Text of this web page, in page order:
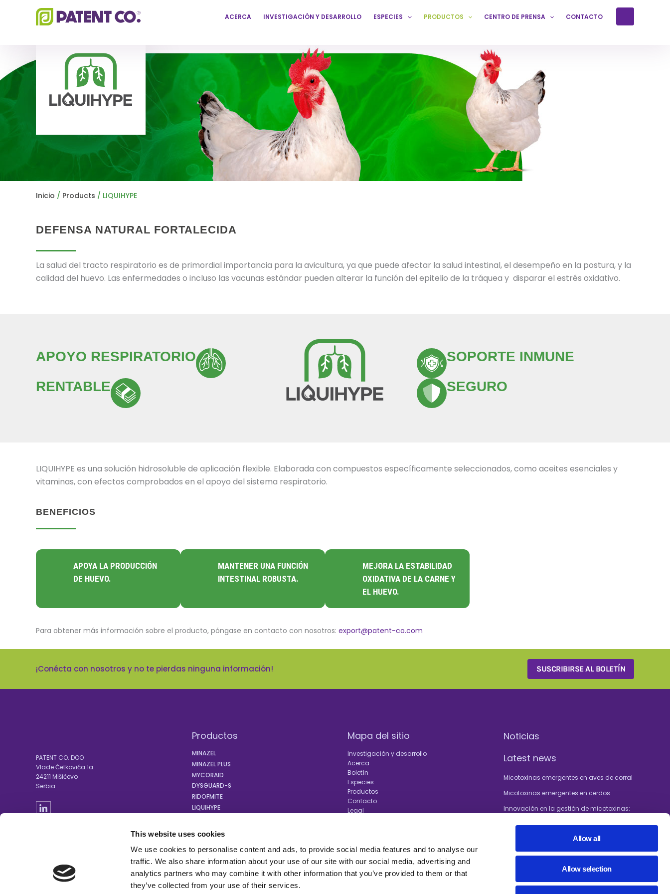
This website uses cookies
We use cookies to personalise content and ads, to provide social media features and to analyse our
traffic. We also share information about your use of our site with our social media, advertising and
analytics partners who may combine it with other information that you’ve provided to them or that
they’ve collected from your use of their services.
Allow all
Allow selection
ACERCA INVESTIGACIÓN Y DESARROLLO ESPECIES PRODUCTOS CENTRO DE PRENSA CONTACTO
Inicio / Products / LIQUIHYPE
DEFENSA NATURAL FORTALECIDA
La salud del tracto respiratorio es de primordial importancia para la avicultura, ya que puede afectar la salud intestinal, el desempeño en la postura, y la
calidad del huevo. Las enfermedades o incluso las vacunas estándar pueden alterar la función del epitelio de la tráquea y disparar el estrés oxidativo.
APOYO RESPIRATORIO
RENTABLE
SOPORTE INMUNE
SEGURO
LIQUIHYPE es una solución hidrosoluble de aplicación flexible. Elaborada con compuestos específicamente seleccionados, como aceites esenciales y
vitaminas, con efectos comprobados en el apoyo del sistema respiratorio.
BENEFICIOS
APOYA LA PRODUCCIÓN
DE HUEVO.
MANTENER UNA FUNCIÓN
INTESTINAL ROBUSTA.
MEJORA LA ESTABILIDAD
OXIDATIVA DE LA CARNE Y
EL HUEVO.
Para obtener más información sobre el producto, póngase en contacto con nosotros: export@patent-co.com
¡Conécta con nosotros y no te pierdas ninguna información! SUSCRIBIRSE AL BOLETÍN
PATENT CO. DOO
Vlade Ćetkovića 1a
24211 Mišićevo
Serbia
Productos
MINAZEL
MINAZEL PLUS
MYCORAID
DYSGUARD-S
RIDOFMITE
LIQUIHYPE
Mapa del sitio
Investigación y desarrollo
Acerca
Boletín
Especies
Productos
Contacto
Legal
Noticias
Latest news
Micotoxinas emergentes en aves de corral
Micotoxinas emergentes en cerdos
Innovación en la gestión de micotoxinas:
ganadera sostenible
Efecto de las micotoxinas en la
reproducción y la salud de las cerdas
¡Cooperación con la Universidad de